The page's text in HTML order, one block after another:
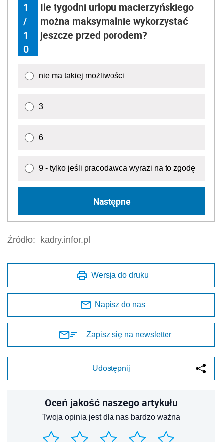
1
/
1
0
Ile tygodni urlopu macierzyńskiego
można maksymalnie wykorzystać
jeszcze przed porodem?
nie ma takiej możliwości
3
6
9 - tylko jeśli pracodawca wyrazi na to zgodę
Następne
Źródło: kadry.infor.pl
Wersja do druku
Napisz do nas
Zapisz się na newsletter
Udostępnij
Oceń jakość naszego artykułu
Twoja opinia jest dla nas bardzo ważna